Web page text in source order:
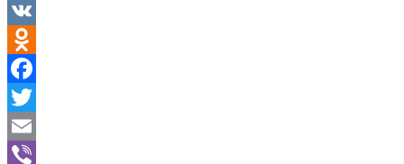
VK
Odnoklassniki
Facebook
Twitter
Email